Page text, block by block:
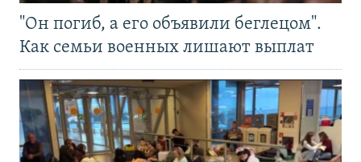
"Он погиб, а его объявили беглецом".
Как семьи военных лишают выплат